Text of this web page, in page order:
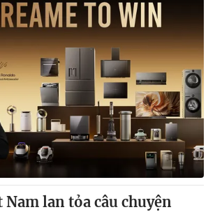
VTV Thể thao
Bất động sản
Tấm lòng Việt
Vươn mình bằng AI
VTV8
lan tỏa câu chuyện